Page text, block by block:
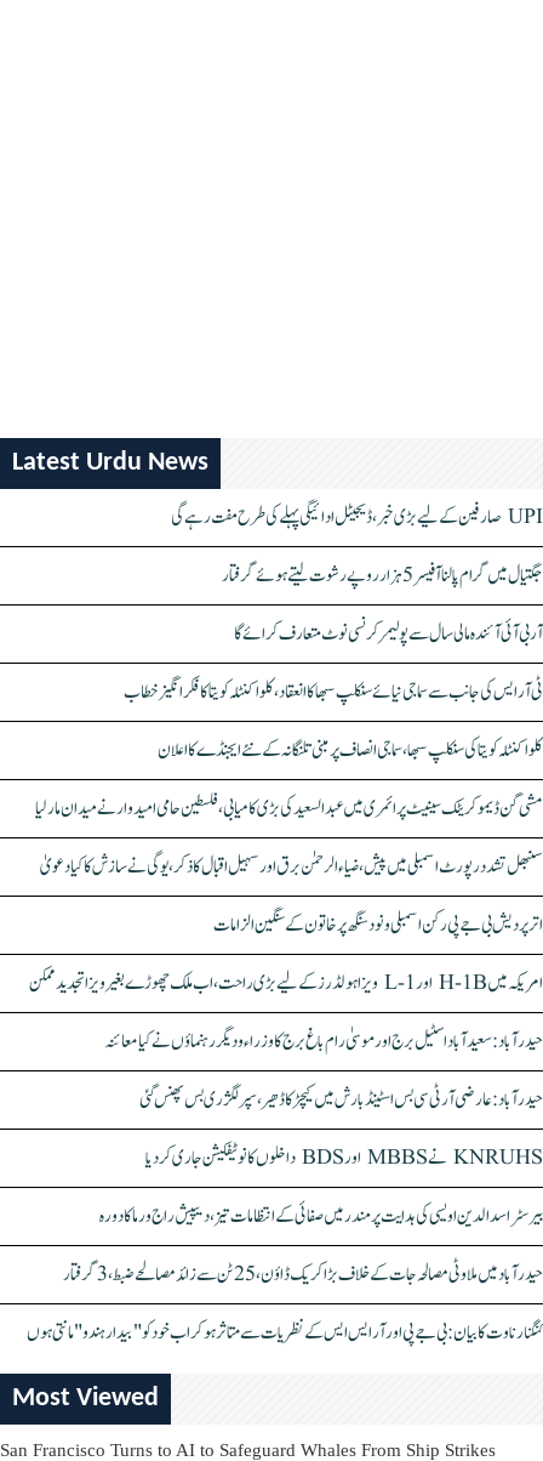
Latest Urdu News
UPI صارفین کے لیے بڑی خبر، ڈیجیٹل ادائیگی پہلے کی طرح مفت رہے گی
جگتیال میں گرام پالنا آفیسر 5 ہزار روپے رشوت لیتے ہوئے گرفتار
آر بی آئی آئندہ مالی سال سے پولیمر کرنسی نوٹ متعارف کرائے گا
ٹی آر ایس کی جانب سے سماجی نیائے سنکلپ سبھا کا انعقاد، کلواکنٹلہ کویتا کا فکر انگیز خطاب
کلواکنٹلہ کویتا کی سنکلپ سبھا، سماجی انصاف پر مبنی تلنگانہ کے نئے ایجنڈے کا اعلان
مشی گن ڈیموکریٹک سینیٹ پرائمری میں عبدالسعید کی بڑی کامیابی، فلسطین حامی امیدوار نے میدان مار لیا
سنبھل تشدد رپورٹ اسمبلی میں پیش، ضیاء الرحمٰن برق اور سہیل اقبال کا ذکر، یوگی نے سازش کا کیا دعویٰ
اتر پردیش بی جے پی رکن اسمبلی ونود سنگھ پر خاتون کے سنگین الزامات
امریکہ میں H-1B اور L-1 ویزا ہولڈرز کے لیے بڑی راحت، اب ملک چھوڑے بغیر ویزا تجدید ممکن
حیدرآباد: سعیدآباد اسٹیل برج اور موسیٰ رام باغ برج کا وزراء و دیگر رہنماؤں نے کیا معائنہ
حیدرآباد: عارضی آر ٹی سی بس اسٹینڈ بارش میں کیچڑ کا ڈھیر، سپر لگژری بس پھنس گئی
KNRUHS نے MBBS اور BDS داخلوں کا نوٹیفکیشن جاری کر دیا
بیرسٹر اسدالدین اویسی کی ہدایت پر مندر میں صفائی کے انتظامات تیز، دیپیش راج ورما کا دورہ
حیدرآباد میں ملاوٹی مصالحہ جات کے خلاف بڑا کریک ڈاؤن، 25 ٹن سے زائد مصالحے ضبط، 3 گرفتار
کنگنا رناوت کا بیان: بی جے پی اور آر ایس ایس کے نظریات سے متاثر ہو کر اب خود کو "بیدار ہندو" مانتی ہوں
Most Viewed
San Francisco Turns to AI to Safeguard Whales From Ship Strikes